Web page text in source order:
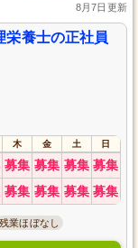
8月7日更新
栄養士の正社員
木 金 土 日
募集 募集 募集 募集
募集 募集 募集 募集
残業ほぼなし